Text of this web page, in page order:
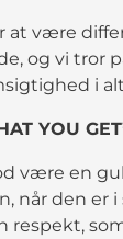
at være
og vi tror
i
YOU
være en
når den er i
respekt,